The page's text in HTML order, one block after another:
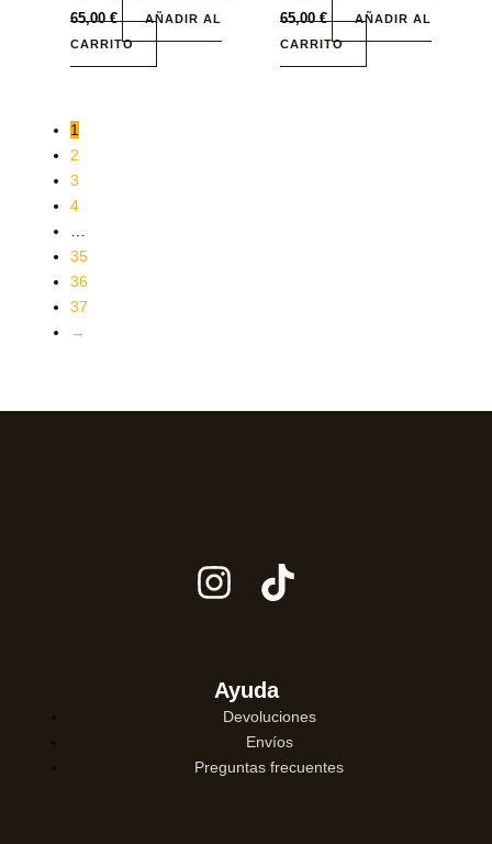
65,00€
AÑADIR AL
CARRITO
65,00€
AÑADIR AL
CARRITO
1
2
3
4
35
36
37
→
Ayuda
Devoluciones
Envíos
Preguntas frecuentes